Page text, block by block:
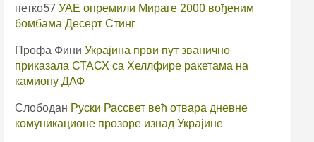
петко57 УАЕ опремили Мираге 2000 вођеним
бомбама Десерт Стинг
Профа Фини Украјина први пут званично
приказала СТАСХ са Хеллфире ракетама на
камиону ДАФ
Слободан Руски Рассвет већ отвара дневне
комуникационе прозоре изнад Украјине